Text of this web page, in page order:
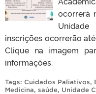
ocorrerá
inscrições ocorrerão
Clique na imagem
informações.
Tags: Cuidados Paliativos,
Medicina, saúde, Unidade